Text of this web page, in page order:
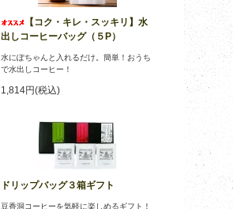
【コク・キレ・スッキリ】水
出しコーヒーバッグ（５P）
水にぽちゃんと入れるだけ。簡単！おうち
で水出しコーヒー！
1,814円(税込)
ドリップバッグ３箱ギフト
豆香洞コーヒーを気軽に楽しめるギフト！